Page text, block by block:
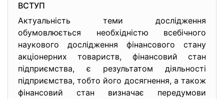
ВСТУП
Актуальність теми дослідження
обумовлюється необхідністю всебічного
наукового дослідження фінансового стану
акціонерних товариств, фінансовий стан
підприємства, є результатом діяльності
підприємства, тобто його досягнення, а також
фінансовий стан визначає передумови